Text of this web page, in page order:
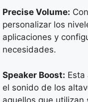
Precise Volume:
personalizar los
aplicaciones y
necesidades.
Speaker Boost: Esta
el sonido de los
aquellos que